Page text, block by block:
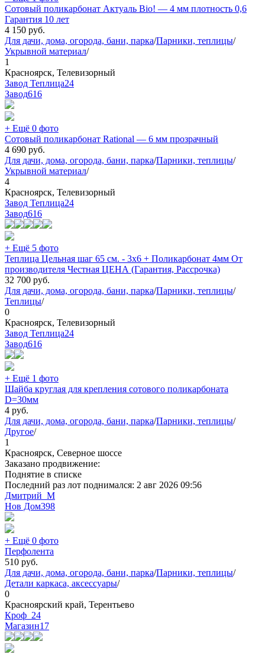
Сотовый поликарбонат Актуаль Bio! — 4 мм плотность 0,6
Гарантия 10 лет
4 150 руб.
Для дачи, дома, огорода, бани, парка/Парники, теплицы/
Укрывной материал/
1
Красноярск, Телевизорный
Завод Теплица24
Завод616
+ Ещё 0 фото
Сотовый поликарбонат Rational — 6 мм прозрачный
4 690 руб.
Для дачи, дома, огорода, бани, парка/Парники, теплицы/
Укрывной материал/
4
Красноярск, Телевизорный
Завод Теплица24
Завод616
+ Ещё 5 фото
Теплица Цельная шаг 65 см. - 3х6 + Поликарбонат 4мм От
производителя Честная ЦЕНА (Гарантия, Рассрочка)
32 700 руб.
Для дачи, дома, огорода, бани, парка/Парники, теплицы/
Теплицы/
0
Красноярск, Телевизорный
Завод Теплица24
Завод616
+ Ещё 1 фото
Шайба круглая для крепления сотового поликарбоната
D=30мм
4 руб.
Для дачи, дома, огорода, бани, парка/Парники, теплицы/
Другое/
1
Красноярск, Северное шоссе
Заказано продвижение:
Поднятие в списке
Последний раз лот поднимался: 2 авг 2026 09:56
Дмитрий_М
Нов Дом398
+ Ещё 0 фото
Перфолента
510 руб.
Для дачи, дома, огорода, бани, парка/Парники, теплицы/
Детали каркаса, аксессуары/
0
Красноярский край, Терентьево
Кроф_24
Магазин17